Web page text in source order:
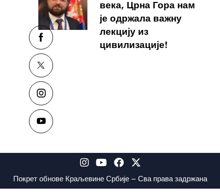
века, Црна Гора нам
је одржала важну
лекцију из
цивилизације!
Покрет обнове Краљевине Србије – Сва права задржана